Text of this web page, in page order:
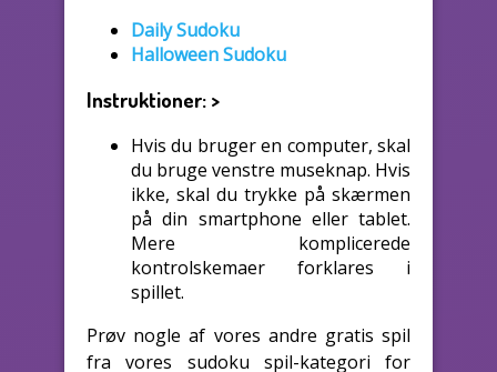
Daily Sudoku
Halloween Sudoku
Instruktioner: >
Hvis du bruger en computer, skal
du bruge venstre museknap. Hvis
ikke, skal du trykke på skærmen
på din smartphone eller tablet.
Mere komplicerede
kontrolskemaer forklares i
spillet.
Prøv nogle af vores andre gratis spil
fra vores sudoku spil-kategori for